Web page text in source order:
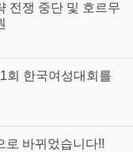
전쟁 중단 및 호르무
회 한국여성대회를
로 바뀌었습니다!!